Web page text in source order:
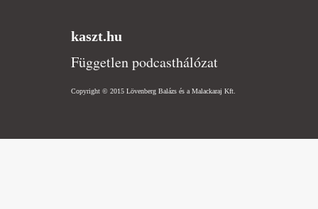
kaszt.hu
Független podcasthálózat
Copyright © 2015 Lövenberg Balázs és a Malackaraj Kft.